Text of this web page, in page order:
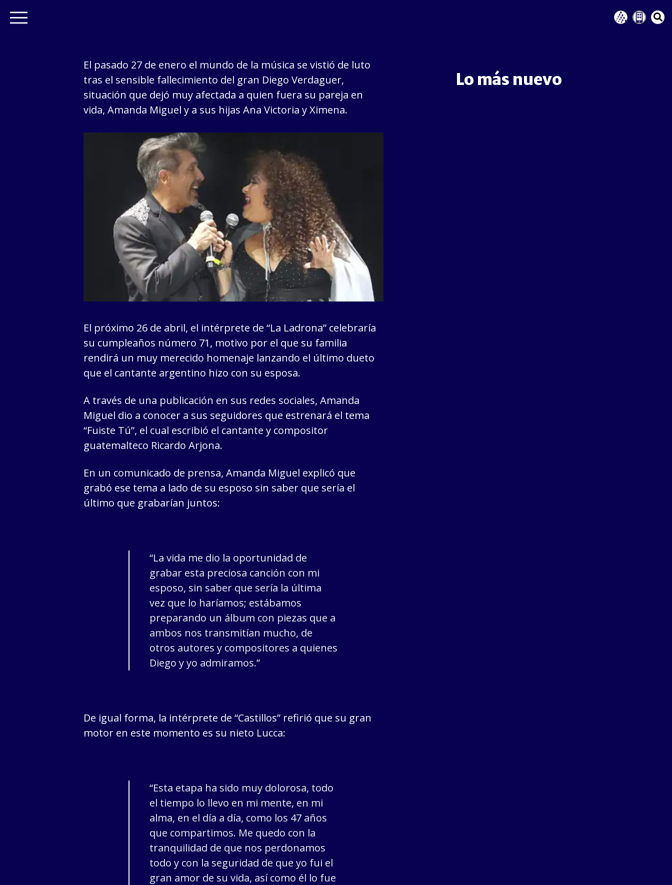
El pasado 27 de enero el mundo de la música se vistió de luto
tras el sensible fallecimiento del gran Diego Verdaguer,
situación que dejó muy afectada a quien fuera su pareja en
vida, Amanda Miguel y a sus hijas Ana Victoria y Ximena.
El próximo 26 de abril, el intérprete de “La Ladrona” celebraría
su cumpleaños número 71, motivo por el que su familia
rendirá un muy merecido homenaje lanzando el último dueto
que el cantante argentino hizo con su esposa.
A través de una publicación en sus redes sociales, Amanda
Miguel dio a conocer a sus seguidores que estrenará el tema
“Fuiste Tú”, el cual escribió el cantante y compositor
guatemalteco Ricardo Arjona.
En un comunicado de prensa, Amanda Miguel explicó que
grabó ese tema a lado de su esposo sin saber que sería el
último que grabarían juntos:
“La vida me dio la oportunidad de
grabar esta preciosa canción con mi
esposo, sin saber que sería la última
vez que lo haríamos; estábamos
preparando un álbum con piezas que a
ambos nos transmitían mucho, de
otros autores y compositores a quienes
Diego y yo admiramos.”
De igual forma, la intérprete de “Castillos” refirió que su gran
motor en este momento es su nieto Lucca:
“Esta etapa ha sido muy dolorosa, todo
el tiempo lo llevo en mi mente, en mi
alma, en el día a día, como los 47 años
que compartimos. Me quedo con la
tranquilidad de que nos perdonamos
todo y con la seguridad de que yo fui el
gran amor de su vida, así como él lo fue
Lo más nuevo